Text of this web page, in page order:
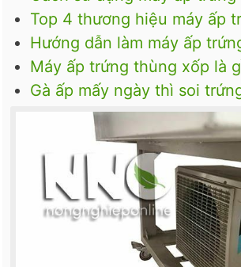
Top 4 thương hiệu máy ấp
Hướng dẫn làm máy ấp
Máy ấp trứng thùng xốp là
Gà ấp mấy ngày thì soi